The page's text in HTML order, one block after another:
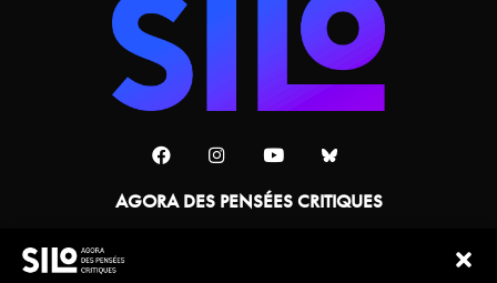
AGORA DES PENSÉES CRITIQUES